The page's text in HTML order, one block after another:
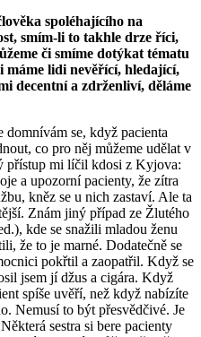
spoléhajícího na
smím-li to takhle drze říci,
či smíme dotýkat tématu
lidi nevěřící, hledající,
decentní a zdrženliví, děláme
domnívám se, když pacienta
co pro něj můžeme udělat v
přístup mi líčil kdosi z Kyjova:
a upozorní pacienty, že zítra
kněz se u nich zastaví. Ale ta
Znám jiný případ ze Žlutého
kde se snažili mladou ženu
že to je marné. Dodatečně se
pokřtil a zaopatřil. Když se
jsem jí džus a cigára. Když
spíše uvěří, než když nabízíte
Nemusí to být přesvědčivé. Je
sestra si bere pacienty